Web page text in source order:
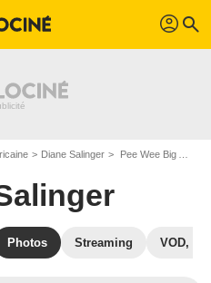
profil search
Diane Salinger Pee Wee Big Adventure : Photo Diane Salinger
Photos Streaming VOD,